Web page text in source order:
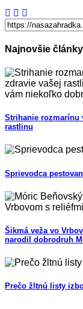
Najnovšie články
Strihanie rozmarínu
rastlinu
Sprievodca
Šikmá veža vo
narodil dobrodruh
Prečo žltnú listy